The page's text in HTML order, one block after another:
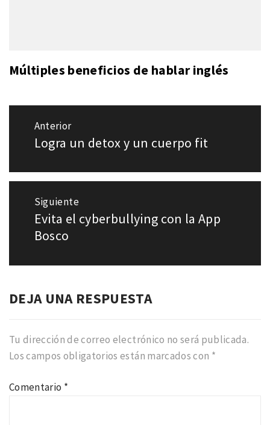
Múltiples beneficios de hablar inglés
Navegación
entradas
Anterior
Entrada
Logra un detox y un cuerpo fit
Siguiente
Entrada
siguiente:
Evita el cyberbullying con la App
Bosco
DEJA UNA RESPUESTA
Tu dirección de correo electrónico no será publicada.
Los campos obligatorios están marcados con *
Comentario *